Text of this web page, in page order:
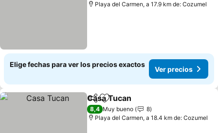
Playa del Carmen, a 17.9 km de: Cozumel
Elige fechas para ver los precios exactos
Ver precios
CompartirAgregar a favoritos
Casa Tucan
8,4 Muy bueno
8
Playa del Carmen, a 18.4 km de: Cozumel